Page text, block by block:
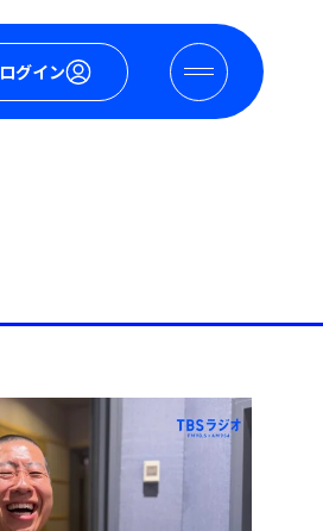
ログイン